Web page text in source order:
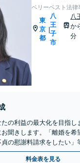
ベリーベスト法律
東
京
都
|
八
王
子
市
八
か
分
たの利益の最大化を目指し
聞きします。「離婚を希
の慰謝料請求をしたい」
設定】
料金表を見る